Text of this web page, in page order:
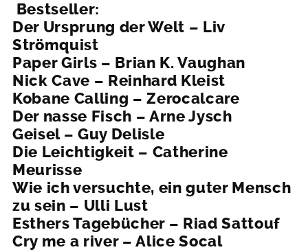
Bestseller:
Der Ursprung der Welt – Liv
Strömquist
Paper Girls – Brian K. Vaughan
Nick Cave – Reinhard Kleist
Kobane Calling – Zerocalcare
Der nasse Fisch – Arne Jysch
Geisel – Guy Delisle
Die Leichtigkeit – Catherine
Meurisse
Wie ich versuchte, ein guter Mensch
zu sein – Ulli Lust
Esthers Tagebücher – Riad Sattouf
Cry me a river – Alice Socal